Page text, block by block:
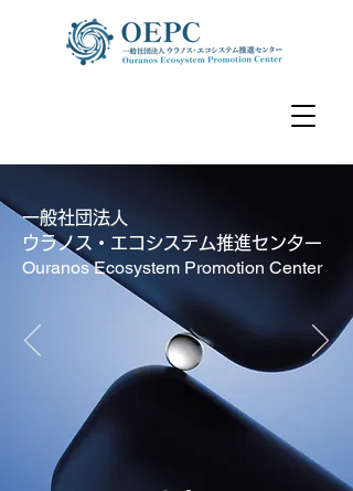
​一般社団法人
ウラノス・エコシステム推進センター
Ouranos Ecosystem Promotion Center